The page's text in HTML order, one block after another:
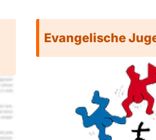
Evangelische